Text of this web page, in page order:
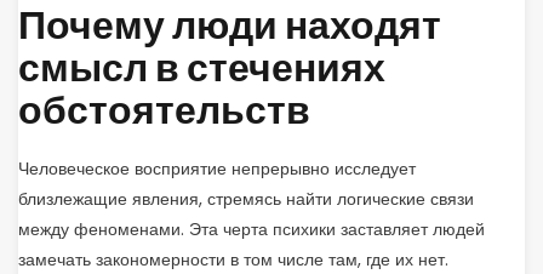
Почему люди находят
смысл в стечениях
обстоятельств
Человеческое восприятие непрерывно исследует
близлежащие явления, стремясь найти логические связи
между феноменами. Эта черта психики заставляет людей
замечать закономерности в том числе там, где их нет.